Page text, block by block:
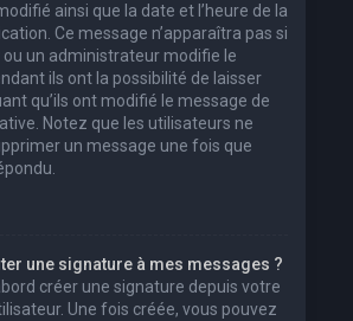
ainsi que la date et l’heure de la
Ce message n’apparaîtra pas si
un administrateur modifie le
ils ont la possibilité de laisser
qu’ils ont modifié le message de
Notez que les utilisateurs ne
un message une fois que
une signature à mes messages ?
créer une signature depuis votre
Une fois créée, vous pouvez